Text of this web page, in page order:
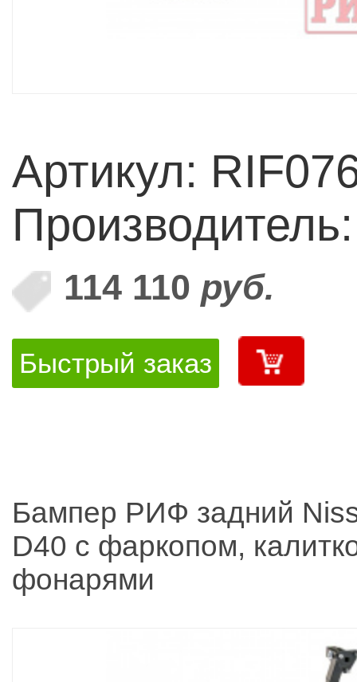
Артикул:
114 110 руб.
Быстрый заказ
Бампер РИФ задний
D40 с фаркопом,
фонарями